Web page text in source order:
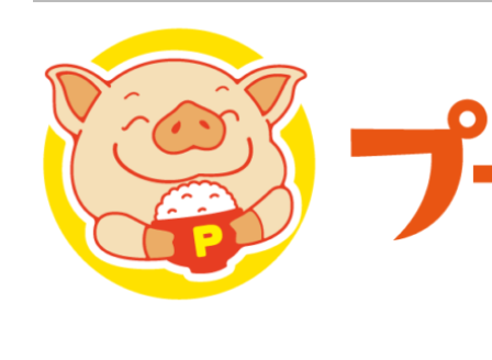
プーさんの満腹日記 |
豊中・箕面)のランチ＆
化してます。